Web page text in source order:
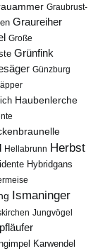
Graubrust-
Graureiher
Große
Grünfink
Günzburg
Haubenlerche
Hellabrunn Herbst
Hybridgans
Ismaninger
Jungvögel
Karwendel